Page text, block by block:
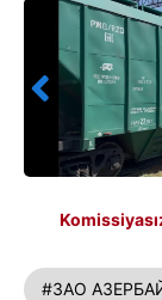
#ЗАО